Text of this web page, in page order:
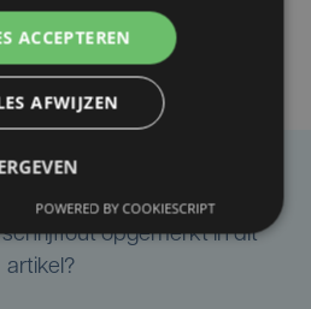
opgemerkt in dit
artikel?
ACCEPTEREN
AFWIJZEN
POWERED BY COOKIESCRIPT